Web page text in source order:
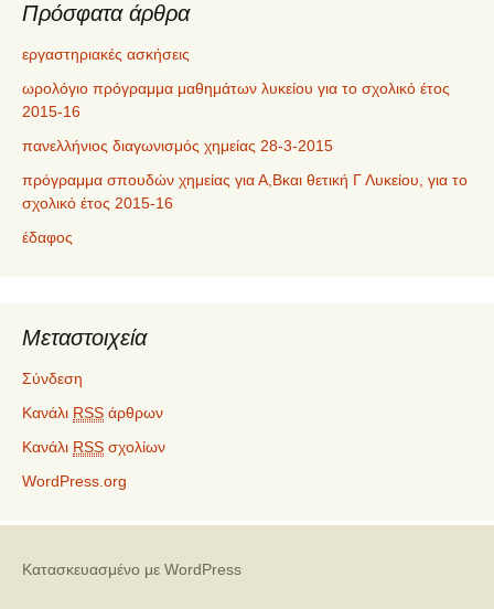
Πρόσφατα άρθρα
εργαστηριακές ασκήσεις
ωρολόγιο πρόγραμμα μαθημάτων λυκείου για το σχολικό έτος
2015-16
πανελλήνιος διαγωνισμός χημείας 28-3-2015
πρόγραμμα σπουδών χημείας για Α,Βκαι θετική Γ Λυκείου, για το
σχολικό έτος 2015-16
έδαφος
Μεταστοιχεία
Σύνδεση
Κανάλι RSS άρθρων
Κανάλι RSS σχολίων
WordPress.org
Κατασκευασμένο με WordPress